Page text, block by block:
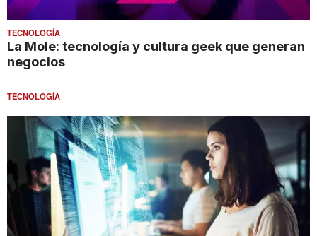
TECNOLOGÍA
La Mole: tecnología y cultura geek que generan
negocios
TECNOLOGÍA